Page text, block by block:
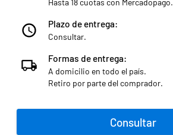
Hasta 18 cuotas con Mercadopago.
Plazo de entrega:
Consultar.
Formas de entrega:
A domicilio en todo el país.
Retiro por parte del comprador.
Consultar